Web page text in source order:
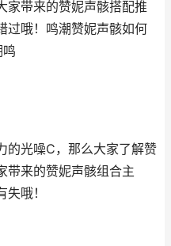
家带来的赞妮声骸搭配推
过哦！鸣潮赞妮声骸如何
光噪C，那么大家了解赞
带来的赞妮声骸组合主
哦！